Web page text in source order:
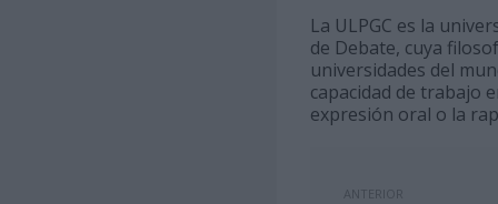
La ULPGC es la
de Debate, cuya
universidades del
capacidad de trabajo
expresión oral o la
ANTERIOR